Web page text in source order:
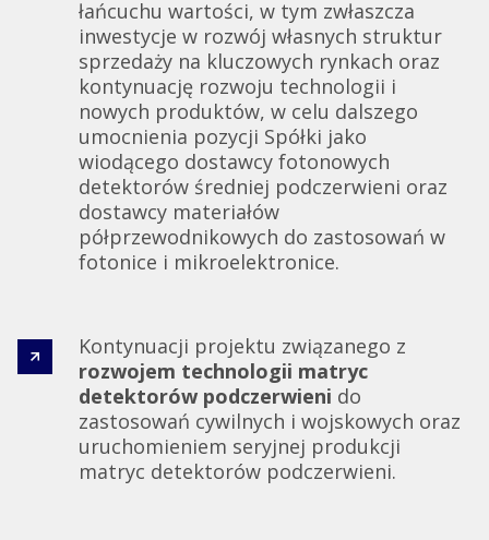
łańcuchu wartości, w tym zwłaszcza
inwestycje w rozwój własnych struktur
sprzedaży na kluczowych rynkach oraz
kontynuację rozwoju technologii i
nowych produktów, w celu dalszego
umocnienia pozycji Spółki jako
wiodącego dostawcy fotonowych
detektorów średniej podczerwieni oraz
dostawcy materiałów
półprzewodnikowych do zastosowań w
fotonice i mikroelektronice.
Kontynuacji projektu związanego z
rozwojem technologii matryc
detektorów podczerwieni do
zastosowań cywilnych i wojskowych oraz
uruchomieniem seryjnej produkcji
matryc detektorów podczerwieni.